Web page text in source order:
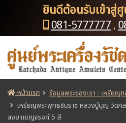
ยินดีต้อนรับเข้าสู่
081-5777777,
หน้าแรก
ข้อมูลพระของเรา : เหรียญท
เหรียญพระพุทธชินราช หลวงปู่บุญ วัดก
ลงยาเบญจรงค์ 5 สี